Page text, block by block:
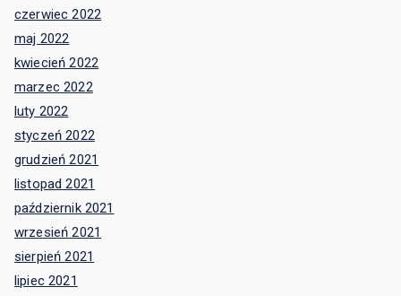
czerwiec 2022
maj 2022
kwiecień 2022
marzec 2022
luty 2022
styczeń 2022
grudzień 2021
listopad 2021
październik 2021
wrzesień 2021
sierpień 2021
lipiec 2021